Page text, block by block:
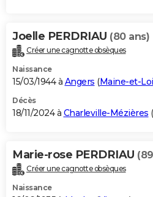
Joelle PERDRIAU (80 ans)
Créer une cagnotte obsèques
Naissance
15/03/1944 à Angers (Maine-et-
Décès
18/11/2024 à Charleville-Mézières (
Marie-rose PERDRIAU
Créer une cagnotte obsèques
Naissance